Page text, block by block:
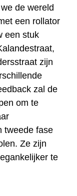
de wereld
een rollator
een stuk
zijn
zal de
om te
tweede fase
Ze zijn
te